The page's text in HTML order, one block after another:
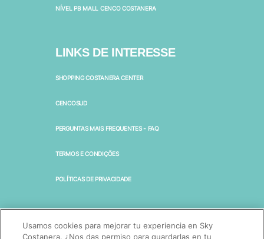
NÍVEL PB MALL CENCO COSTANERA
LINKS DE INTERESSE
SHOPPING COSTANERA CENTER
CENCOSUD
PERGUNTAS MAIS FREQUENTES - FAQ
TERMOS E CONDIÇÕES
POLÍTICAS DE PRIVACIDADE
SIGA-NOS NO RS
Usamos cookies para mejorar tu experiencia en Sky
Costanera. ¿Nos das permiso para guardarlas en tu